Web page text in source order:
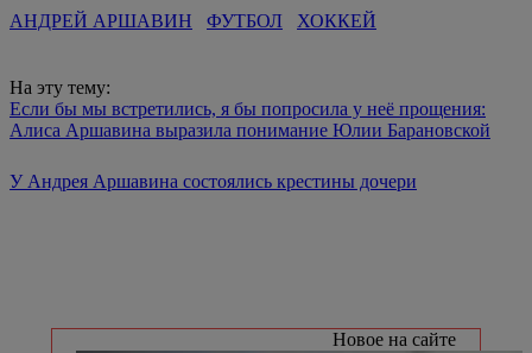
АНДРЕЙ АРШАВИН ФУТБОЛ ХОККЕЙ
На эту тему:
Если бы мы встретились, я бы попросила у неё прощения:
Алиса Аршавина выразила понимание Юлии Барановской
У Андрея Аршавина состоялись крестины дочери
Новое на сайте